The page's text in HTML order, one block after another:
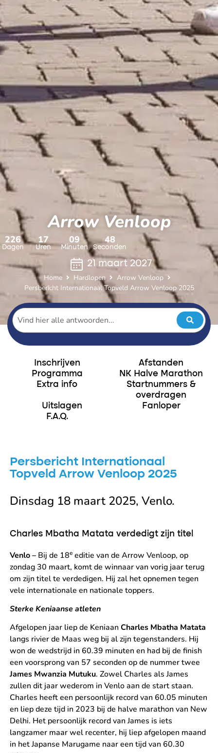
Arrow Venloop
226
Dagen
17
Uren
09
Minuten
47
Seconden
21 maart 2027
Home Hardlopen
Arrow Venloop
Persbericht Internationaal Topveld Arrow Venloop 2025
Inschrijven
Afstanden
Programma
NK Halve Marathon
Extra info
Startnummers &
overdragen
Uitslagen
Fanloper
F.A.Q.
Persbericht Internationaal
Topveld Arrow Venloop 2025
Dinsdag 18 maart 2025, Venlo.
Charles Mbatha Matata verdedigt zijn titel
Venlo – Bij de 18e editie van de Arrow Venloop, op
zondag 30 maart, komt de winnaar van vorig jaar terug
om zijn titel te verdedigen. Hij zal het opnemen tegen
vele internationale en nationale toppers.
Sterke Keniaanse atleten
Afgelopen jaar liep de Keniaan Charles Mbatha Matata
langs rivier de Maas weg bij al zijn tegenstanders. Hij
won de wedstrijd in 60.39 minuten en had bij de finish
een voorsprong van 57 seconden op de nummer twee
James Mwanzia Mutuku. Zowel Charles als James
zullen dit jaar wederom in Venlo aan de start staan.
Charles heeft een persoonlijk record van 60.05 minuten
en liep deze tijd in 2023 bij de halve marathon van New
Delhi. Het persoonlijk record van James is iets
langzamer maar wel recenter, hij liep afgelopen maand
in het Japanse Marugame naar een tijd van 60.30